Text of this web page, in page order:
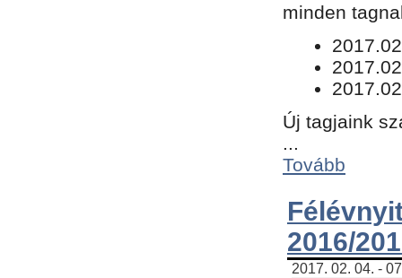
minden
Új tagjaink
...
Tovább
2016/
2017. 02. 04. -